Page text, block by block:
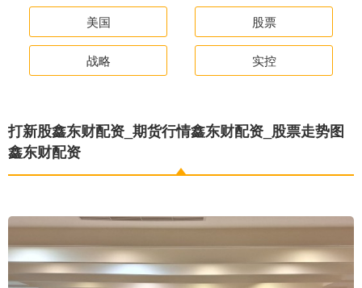
美国 股票
战略 实控
打新股鑫东财配资_期货行情鑫东财配资_股票走势图
鑫东财配资